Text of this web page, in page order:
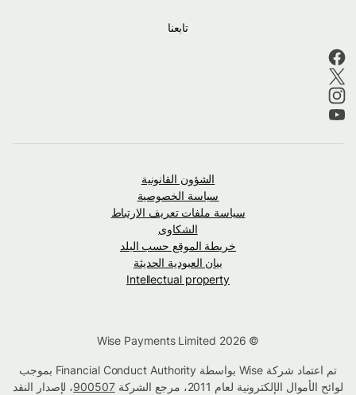
تابعنا
الشؤون القانونية
سياسة الخصوصية
سياسة ملفات تعريف الارتباط
الشكاوى
خريطة الموقع حسب البلد
بيان العبودية الحديثة
Intellectual property
تم اعتماد شركة Wise بواسطة Financial Conduct Authority بموجب
لوائح الأموال الإلكترونية لعام 2011، مرجع الشركة
900507، لإصدار النقد